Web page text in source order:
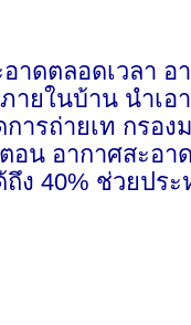
ดตลอดเวลา
ยในบ้าน นำเ
ารถ่ายเท กร
น อากาศสะอ
40% ช่วยประ